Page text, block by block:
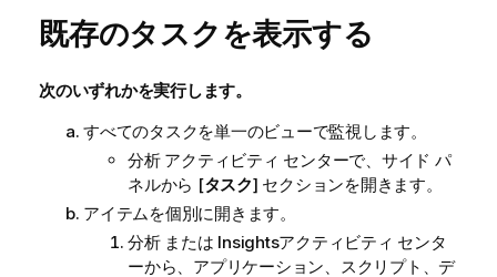
既存のタスクを表示する
次のいずれかを実行します。
すべてのタスクを単一のビューで監視します。
分析アクティビティ センターで、サイド パ
ネルから [タスク] セクションを開きます。
アイテムを個別に開きます。
分析または Insightsアクティビティ センタ
ーから、アプリケーション、スクリプト、デ